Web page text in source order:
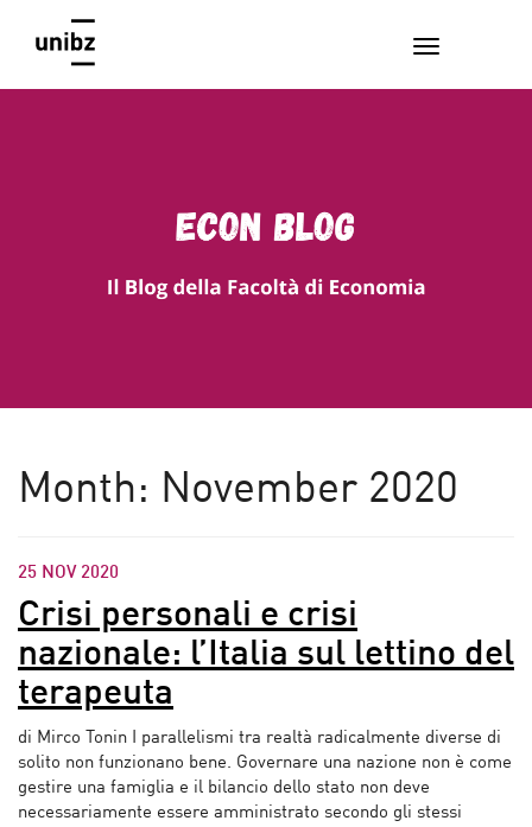
EconBlog
Bozen-Bolzano
Month: November 2020
25 NOV 2020
Crisi personali e crisi
nazionale: l’Italia sul lettino del
terapeuta
di Mirco Tonin I parallelismi tra realtà radicalmente diverse di
solito non funzionano bene. Governare una nazione non è come
gestire una famiglia e il bilancio dello stato non deve
necessariamente essere amministrato secondo gli stessi